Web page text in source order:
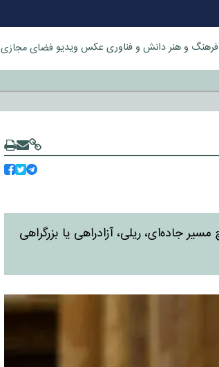
فرهنگ و هنردانش و فناوری عکس ویدیوفضای مجازی
جاده‌ای، ریلی، آزادراهی یا بزرگراهی